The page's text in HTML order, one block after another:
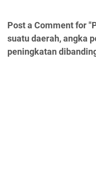
Post a Comment for
suatu daerah, angka
peningkatan